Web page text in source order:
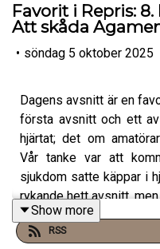
Favorit i Repris:
Att skåda
• söndag 5 oktober 2025
Dagens avsnitt är en
första avsnitt och ett
hjärtat; det om
Vår tanke var att
sjukdom satte käppar i
rykande hett avsnitt,
Show more
RSS